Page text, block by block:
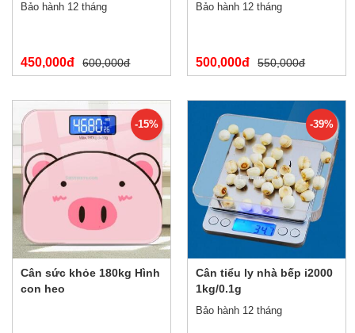
Bảo hành 12 tháng
450,000đ 600,000đ
Bảo hành 12 tháng
500,000đ 550,000đ
-15%
Cân sức khỏe 180kg Hình
con heo
-39%
Cân tiểu ly nhà bếp i2000
1kg/0.1g
Bảo hành 12 tháng